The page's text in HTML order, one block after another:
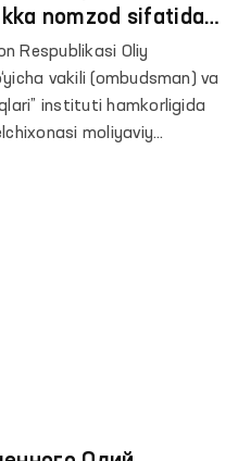
nomzod sifatida
shakllantirish
tashkil
Respublikasi Oliy
vakili (ombudsman) va
instituti hamkorligida
moliyaviy
tashkil etildi. Ushbu